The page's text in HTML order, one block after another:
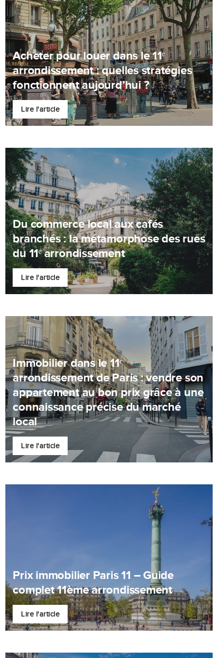
Acheter pour louer dans le 11ᵉ
arrondissement : quelles stratégies
fonctionnent aujourd’hui ?
Lire l'article
Du commerce local aux cafés
branchés : la métamorphose des rues
du 11ᵉ arrondissement
Lire l'article
Immobilier dans le 11ᵉ
arrondissement de Paris : vendre son
appartement au bon prix grâce à une
connaissance précise du marché
local
Lire l'article
Prix immobilier Paris 11 – Guide
complet 11ème arrondissement
Lire l'article